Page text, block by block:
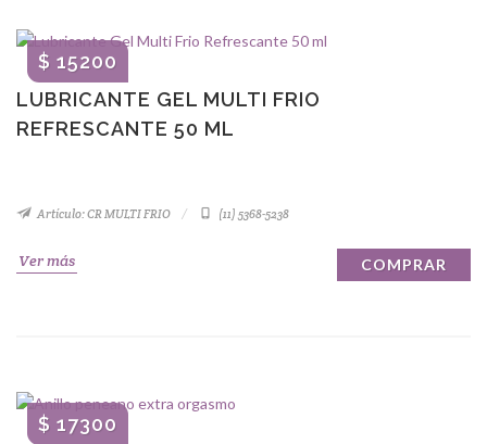
LUBRICANTE GEL MULTI FRIO
REFRESCANTE 50 ML
$ 15200
Artículo: CR MULTI FRIO (11) 5368-5238
Ver más COMPRAR
$ 17300